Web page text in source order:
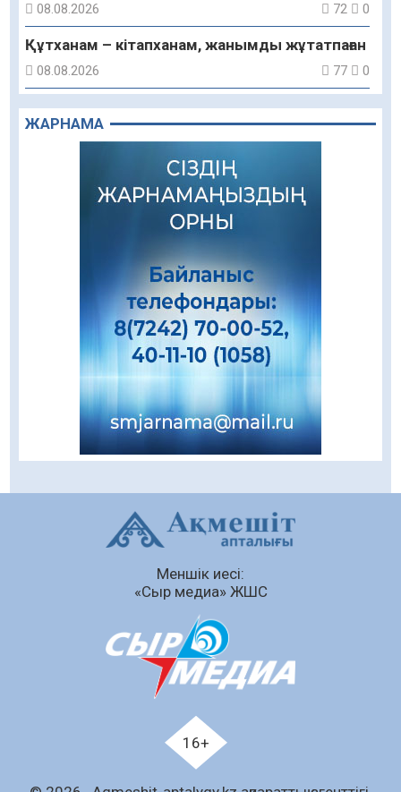
08.08.2026 72 0
Құтханам – кітапханам, жанымды жұтатпаған
08.08.2026 77 0
Құрылыс қарқыны – қала дамуының айғағы
08.08.2026
Зәулім ғимараттарда туған жерді түлеткен
азаматтардың қолтаңбасы бар
Еңбегі ерлікпен тең мамандық
Даналықтың шырағданы, ой-сананың
шамшырағы
08.08.2026
Кенеге қарсы залалсыздандыру жұмыстары
жүргізілуде
07.08.2026
Сыбайлас жемқорлық
Аумақтан тыс соттылық – сот төрелігінің
ашықтығы мен қолжетімділігін арттыру
«Дауыс беру учаскесін қалай табуға болады?»￼
ЖАРНАМА
Меншік иесі:
«Сыр медиа» ЖШС
16+